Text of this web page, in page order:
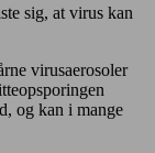
sig, at virus kan
virusaerosoler
og kan i mange